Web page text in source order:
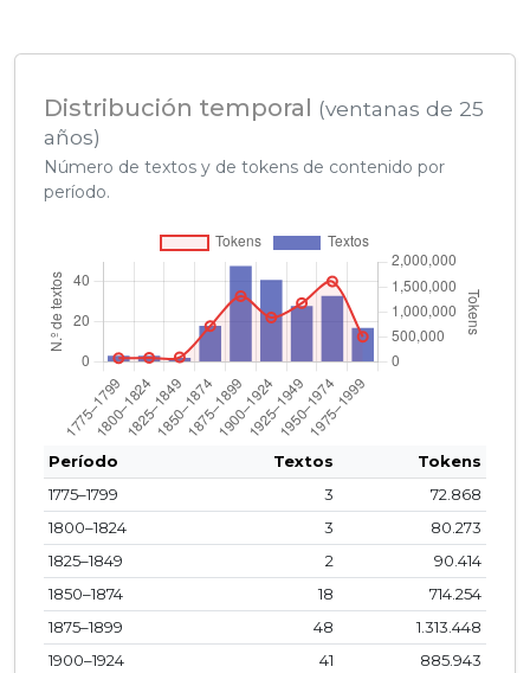
Distribución temporal (ventanas de 25
años)
Número de textos y de tokens de contenido por
período.
Período Textos
Tokens
1775–1799
3
72.868
1800–1824
3
80.273
1825–1849
2
90.414
1850–1874
18
714.254
1875–1899
48
1.313.448
1900–1924
41
885.943